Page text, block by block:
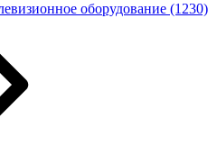
оборудование (1230)